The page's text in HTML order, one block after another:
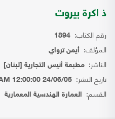
ذ اكرة بيروت
رقم الكتاب: 1894
المؤلف: أيمن ترواي
الناشر: مطبعة أنيس التجارية [لبنان]
تاريخ النشر: 24/06/05 12:00:00 AM
القسم: العمارة الهندسية المعمارية